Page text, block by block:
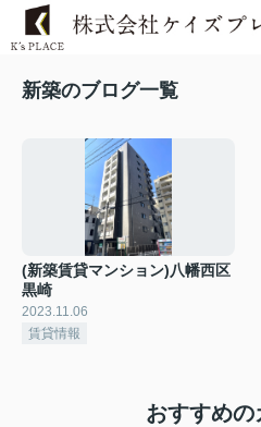
新築のブログ一覧
(新築賃貸マンション)八幡西区
黒崎
2023.11.06
賃貸情報
おすすめの